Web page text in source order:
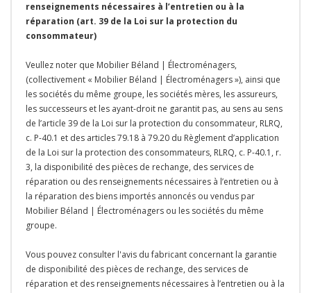
renseignements nécessaires à l’entretien ou à la
réparation (art. 39 de la Loi sur la protection du
consommateur)
Veullez noter que Mobilier Béland | Électroménagers,
(collectivement « Mobilier Béland | Électroménagers »), ainsi que
les sociétés du même groupe, les sociétés mères, les assureurs,
les successeurs et les ayant-droit ne garantit pas, au sens au sens
de l’article 39 de la Loi sur la protection du consommateur, RLRQ,
c. P-40.1 et des articles 79.18 à 79.20 du Règlement d’application
de la Loi sur la protection des consommateurs, RLRQ, c. P-40.1, r.
3, la disponibilité des pièces de rechange, des services de
réparation ou des renseignements nécessaires à l’entretien ou à
la réparation des biens importés annoncés ou vendus par
Mobilier Béland | Électroménagers ou les sociétés du même
groupe.
Vous pouvez consulter l'avis du fabricant concernant la garantie
de disponibilité des pièces de rechange, des services de
réparation et des renseignements nécessaires à l’entretien ou à la